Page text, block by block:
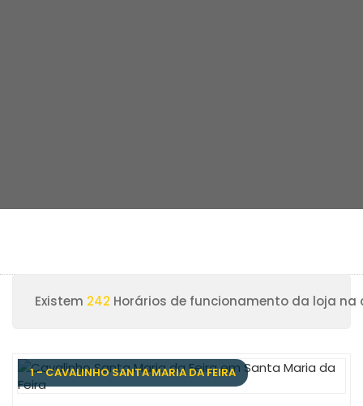
Existem 242 Horários de funcionamento da loja na
1 - CAVALINHO SANTA MARIA DA FEIRA